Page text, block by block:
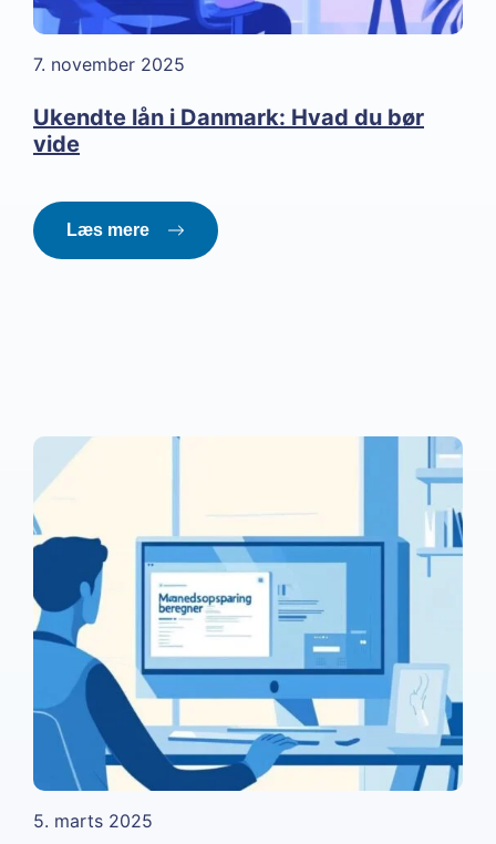
7. november 2025
Ukendte lån i Danmark: Hvad du bør
vide
Læs mere
5. marts 2025